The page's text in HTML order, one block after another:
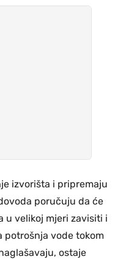
izvorišta i pripremaju
poručuju da će
u velikoj mjeri zavisiti i
potrošnja vode tokom
ostaje